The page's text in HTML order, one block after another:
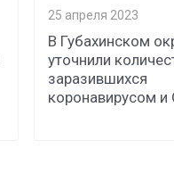
25 апреля 2023
В Губахинском
уточнили
заразившихся
коронавирусом